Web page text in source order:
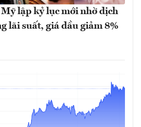
lập kỷ lục mới nhờ dịch
lãi suất, giá dầu giảm 8%